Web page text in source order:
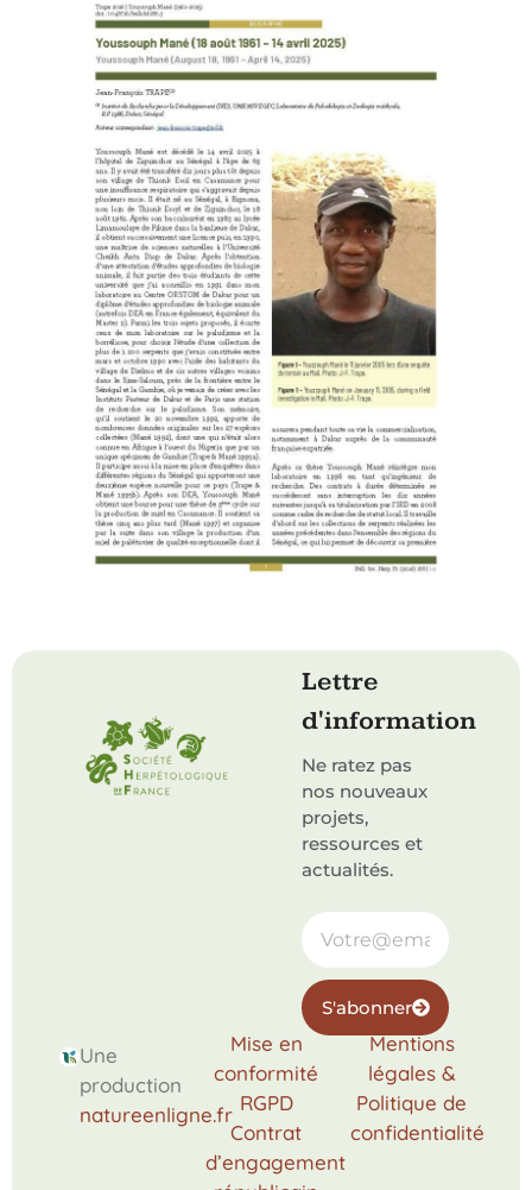
Lettre
d'information
Ne ratez pas
nos nouveaux
projets,
ressources et
actualités.
S'abonner
Une
production
natureenligne.fr
Mise en
conformité
RGPD
Contrat
d’engagement
Mentions
légales &
Politique de
confidentialité